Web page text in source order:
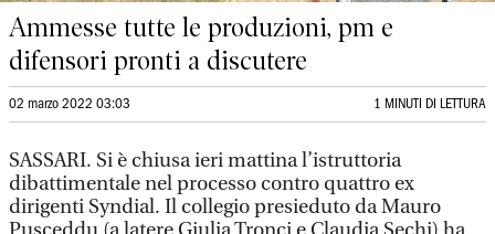
Ammesse tutte le produzioni, pm e
difensori pronti a discutere
02 marzo 2022 03:03 1 MINUTI DI LETTURA
SASSARI. Si è chiusa ieri mattina l’istruttoria
dibattimentale nel processo contro quattro ex
dirigenti Syndial. Il collegio presieduto da Mauro